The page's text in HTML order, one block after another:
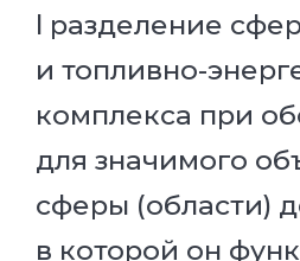
l разделение
и топливно-
комплекса при
для значимого
сферы (области)
в которой он